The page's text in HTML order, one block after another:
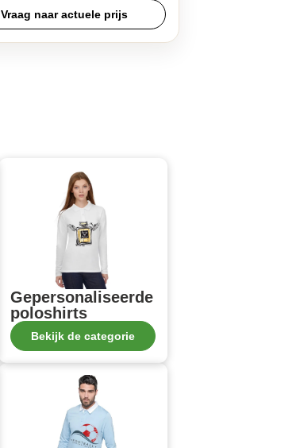
Vraag naar actuele prijs
Gepersonaliseerde
poloshirts
Bekijk de categorie